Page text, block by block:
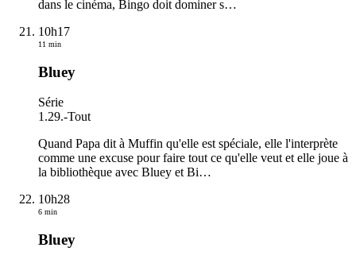
dans le cinéma, Bingo doit dominer s…
10h17
11 min
Bluey
Série
1.29.-Tout
Quand Papa dit à Muffin qu'elle est spéciale, elle l'interprète
comme une excuse pour faire tout ce qu'elle veut et elle joue à
la bibliothèque avec Bluey et Bi…
10h28
6 min
Bluey